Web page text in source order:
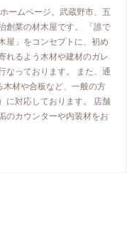
ームページ。武蔵野市、五
創業の材木屋です。 「誰で
屋」をコンセプトに、初め
れるよう木材や建材のガレ
なっております。 また、通
材や合板など、一般の方
に対応しております。 店舗
のカウンターや内装材をお